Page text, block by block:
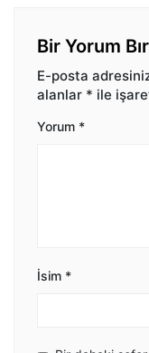
Bir Yorum
E-posta
alanlar * ile
Yorum *
İsim *